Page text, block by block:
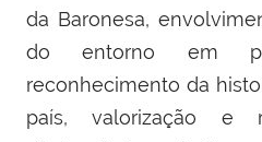
da Baronesa,
do entorno em
reconhecimento da
país, valorização e